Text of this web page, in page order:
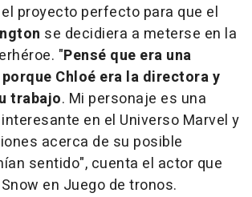
proyecto perfecto para que el
se decidiera a meterse en la
"Pensé que era una
Chloé era la directora y
trabajo. Mi personaje es una
en el Universo Marvel y
acerca de su posible
sentido", cuenta el actor que
en Juego de tronos.